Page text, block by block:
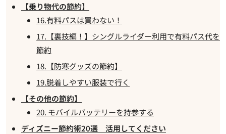
【乗り物代の節約】
16.有料パスは買わない！
17.【裏技編！】シングルライダー利用で有料パス代を
節約
18.【防寒グッズの節約】
19.脱着しやすい服装で行く
【その他の節約】
20. モバイルバッテリーを持参する
ディズニー節約術20選 活用してください